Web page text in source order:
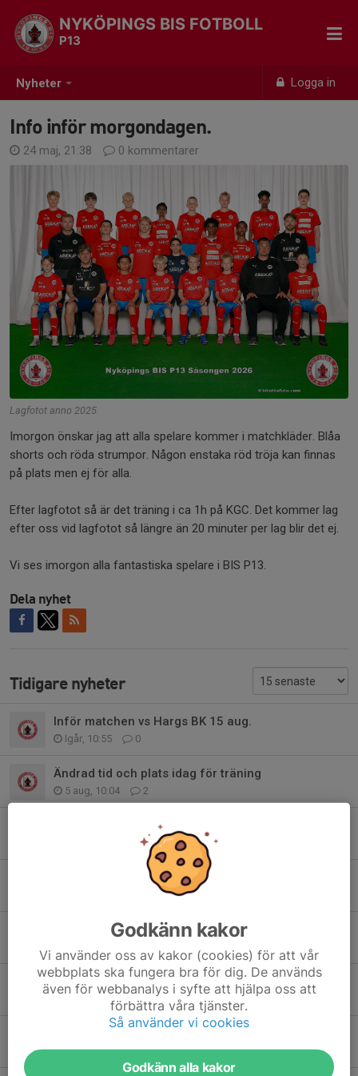
Nyheter Logga in
NYKÖPINGS BIS FOTBOLL
P13
Info inför morgondagen.
24 maj, 21:38 0 kommentarer
Lagfotot anno 2025
Imorgon önskar jag att alla spelare kommer i matchkläder. Blåa
shorts och röda strumpor. Någon enstaka röd tröja kan finnas
på plats men ej för alla.
Efter lagfotot så är det träning i ca 1h på KGC. Det kommer lag
efter oss vid lagfotot så längre än 20 minuter per lag blir det ej.
Vi ses imorgon alla fantastiska spelare i BIS P13.
Dela nyhet
Tidigare nyheter
Inför matchen vs Hargs BK 15 aug.
Igår, 10:55 0
Ändrad tid och plats idag för träning
5 aug, 10:04 2
Mini träningsläger 1/8 - 2/8
1
Höstsäsongen drar igång.
Så är vårsäsongen 2026 till ända.
Så börjar vårsäsongen ta slut
24 jun, 23:21 1
12 jun, 13:04 0
Godkänn kakor
Vi använder oss av kakor (cookies) för att vår
webbplats ska fungera bra för dig. De används
även för webbanalys i syfte att hjälpa oss att
förbättra våra tjänster.
Så använder vi cookies
Godkänn alla kakor